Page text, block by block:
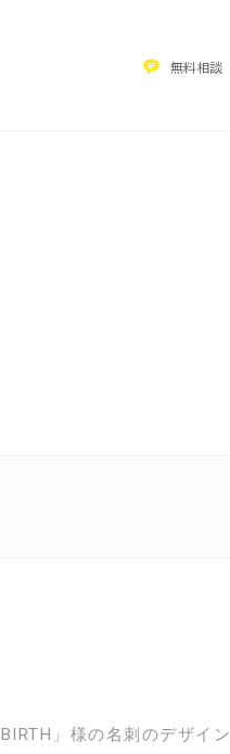
無料相談
」様の名刺のデザイン